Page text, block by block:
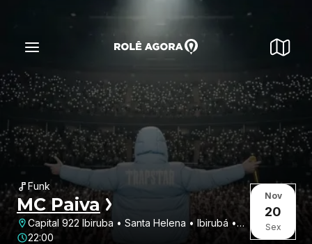
Funk
MC Paiva
Capital 922 Ibiruba • Santa Helena • Ibirubá •
RS
22:00
Nov
20
Sex